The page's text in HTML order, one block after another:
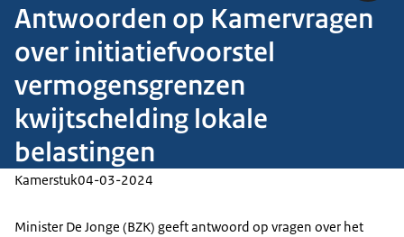
Antwoorden op Kamervragen
over initiatiefvoorstel
vermogensgrenzen
kwijtschelding lokale
belastingen
Kamerstuk04-03-2024
Minister De Jonge (BZK) geeft antwoord op vragen over het